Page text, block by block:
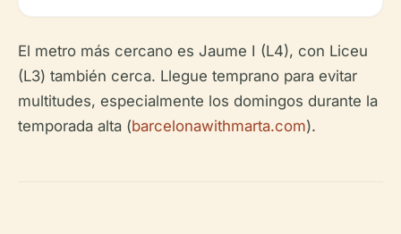
El metro más cercano es Jaume I (L4), con Liceu
(L3) también cerca. Llegue temprano para evitar
multitudes, especialmente los domingos durante la
temporada alta (barcelonawithmarta.com).